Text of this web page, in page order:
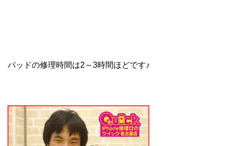
パッドの修理時間は2～3時間ほどです♪